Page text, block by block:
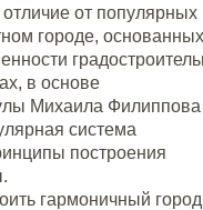
от популярных
городе,
в основе
Михаила Филиппова
система
построения
гармоничный